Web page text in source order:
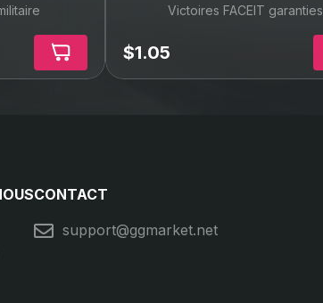
Victoires FACEIT garanties
$1.05
CONTACT
support@ggmarket.net